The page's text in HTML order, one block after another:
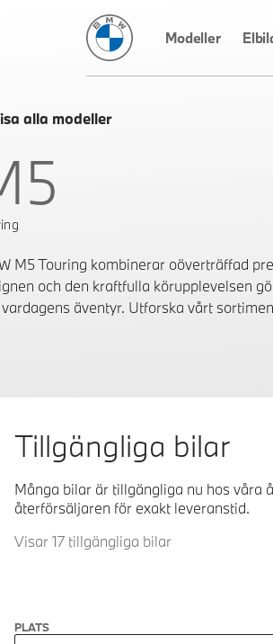
BMW Sverige
Modeller
alla modeller
M5 Touring kombinerar oöverträffad
och den kraftfulla körupplevelsen
äventyr. Utforska vårt
Tillgängliga bilar
Många bilar är tillgängliga nu hos våra
återförsäljaren för exakt leveranstid.
Visar 17 tillgängliga bilar
PLATS